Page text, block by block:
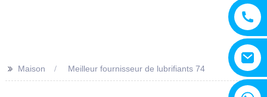
>> Maison Meilleur fournisseur de lubrifiants 74